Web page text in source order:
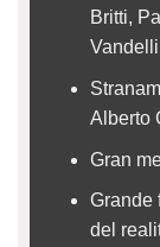
Britti,
Alberto
Gran
Grande
del